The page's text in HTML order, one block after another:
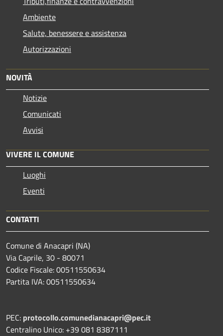
Ambiente
Salute, benessere e assistenza
Autorizzazioni
NOVITÀ
Notizie
Comunicati
Avvisi
VIVERE IL COMUNE
Luoghi
Eventi
CONTATTI
Comune di Anacapri (NA)
Via Caprile, 30 - 80071
Codice Fiscale: 00511550634
Partita IVA: 00511550634
PEC: protocollo.comunedianacapri@pec.it
Centralino Unico: +39 081 8387111